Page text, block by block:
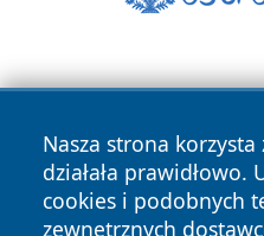
Nasza strona
działała
cookies i podobnych
zewnętrznych
Copyright © 2026